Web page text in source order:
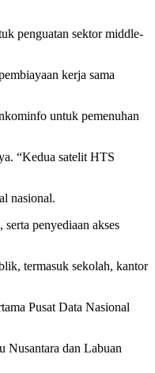
penguatan sektor middle-
kerja sama
untuk pemenuhan
“Kedua satelit HTS
nasional.
penyediaan akses
termasuk sekolah, kantor
Pusat Data Nasional
dan Labuan